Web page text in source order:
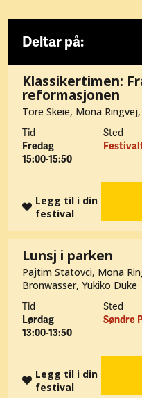
Deltar på:
Klassikertimen:
reformasjonen
Tore Skeie, Mona
Tid
Fredag
15:00-15:50
Sted
Legg til i din
festival
Lunsj i parken
Pajtim Statovci, Mona
Bronwasser, Yukiko Duke
Tid
Lørdag
13:00-13:50
Sted
Søndre
Legg til i din
festival